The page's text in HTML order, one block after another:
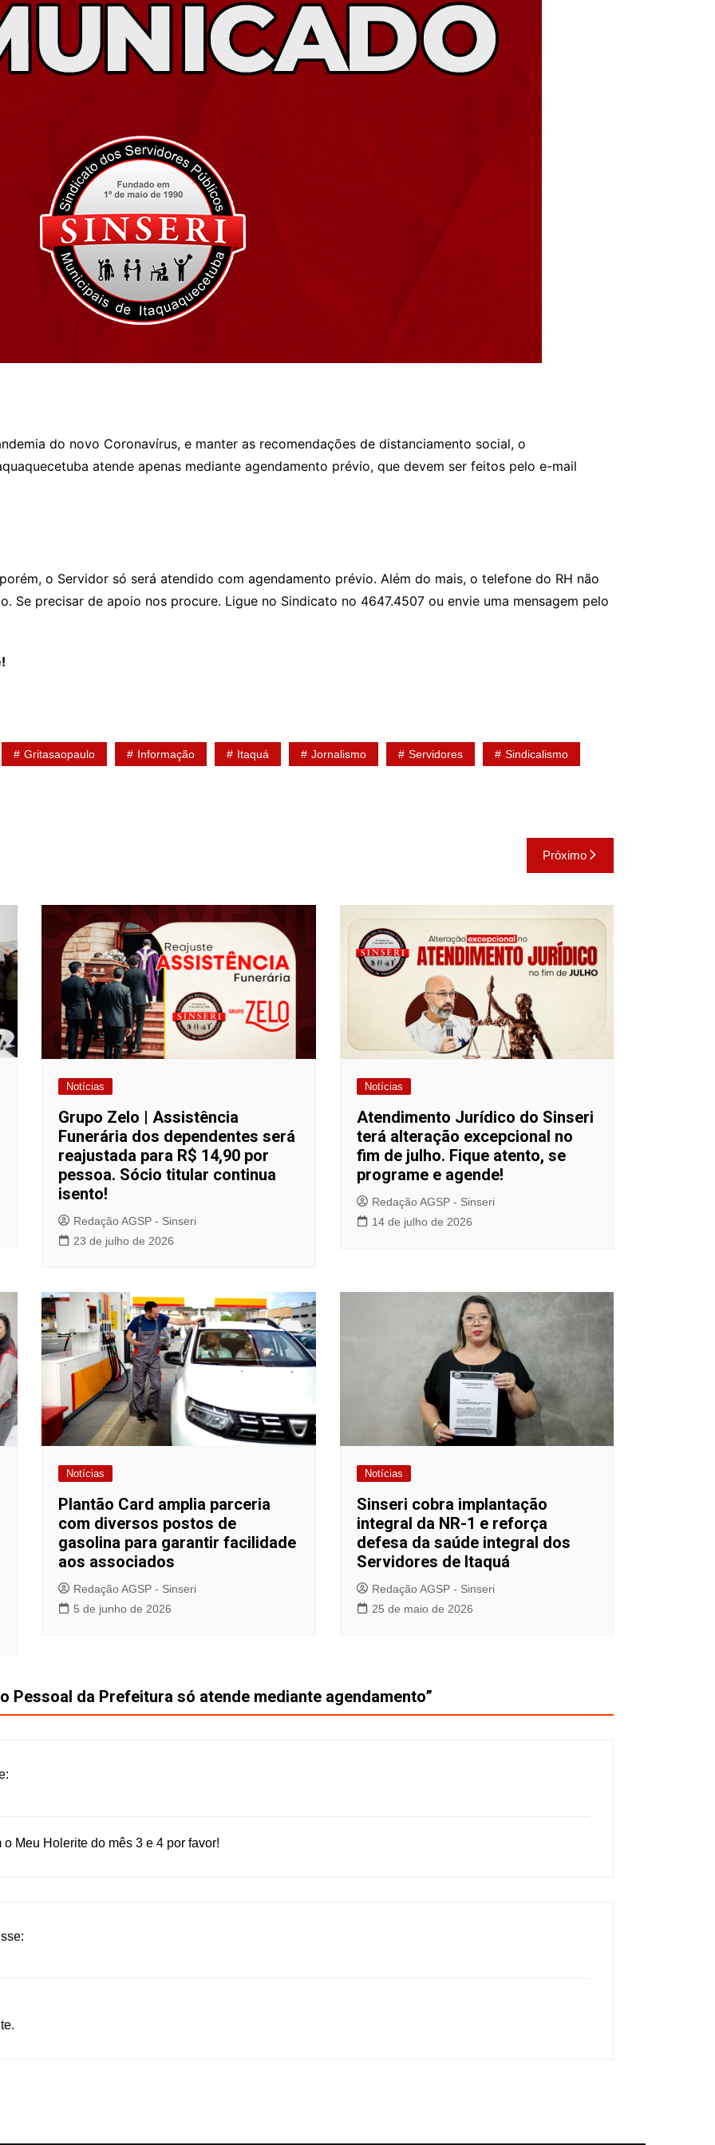
Idiomas
Max Doutor
Mogidonto
do novo Coronavírus, e manter as recomendações de distanciamento social, o
atende apenas mediante agendamento prévio, que devem ser feitos pelo e-mail
o Servidor só será atendido com agendamento prévio. Além do mais, o telefone do RH não
Se precisar de apoio nos procure. Ligue no Sindicato no 4647.4507 ou envie uma mensagem pelo
Gritasaopaulo Informação Itaquá Jornalismo Servidores Sindicalismo
Próximo
Notícias
Grupo Zelo | Assistência
Funerária dos dependentes será
reajustada para R$ 14,90 por
pessoa. Sócio titular continua
isento!
Redação AGSP - Sinseri
23 de julho de 2026
Notícias
Atendimento Jurídico do Sinseri
terá alteração excepcional no
fim de julho. Fique atento, se
programe e agende!
Redação AGSP - Sinseri
14 de julho de 2026
Notícias
Plantão Card amplia parceria
com diversos postos de
gasolina para garantir facilidade
aos associados
Redação AGSP - Sinseri
5 de junho de 2026
Notícias
Sinseri cobra implantação
integral da NR-1 e reforça
defesa da saúde integral dos
Servidores de Itaquá
Redação AGSP - Sinseri
25 de maio de 2026
Pessoal da Prefeitura só atende mediante agendamento”
Meu Holerite do mês 3 e 4 por favor!